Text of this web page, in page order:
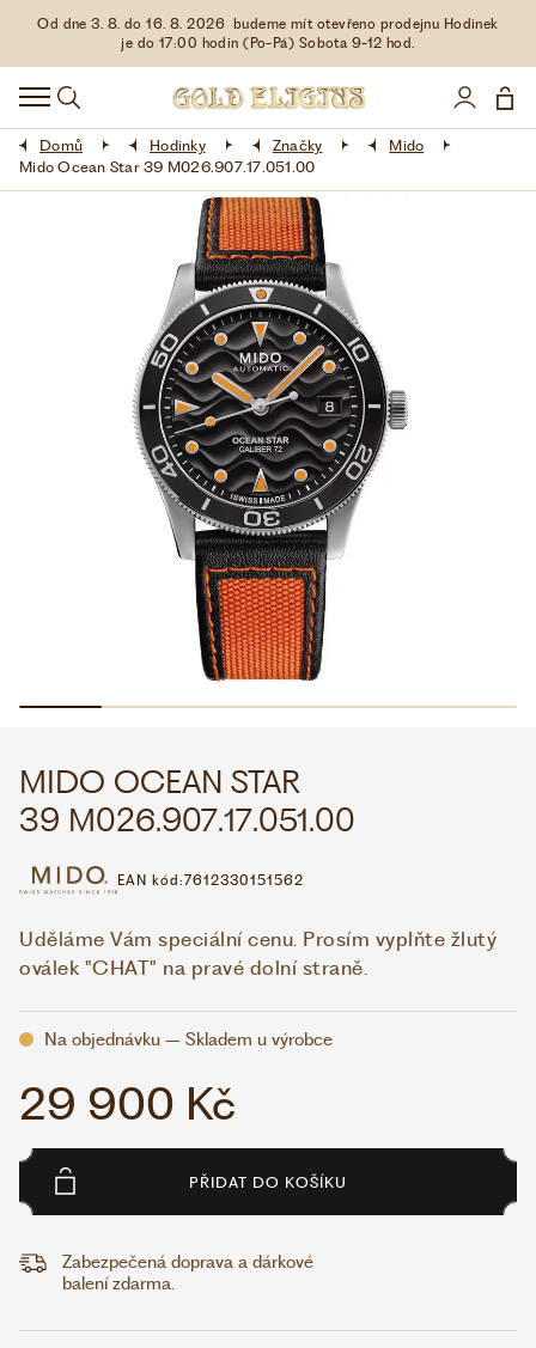
Od dne 3. 8. do 16. 8. 2026 budeme mít otevřeno prodejnu Hodinek
je do 17:00 hodin (Po-Pá) Sobota 9-12 hod.
HODINKY
DOPLŇKY
ŠPERKY
LIMITOVANÉ EDICE
VŠE O NÁKUPU
WHATSAPP
VOLEJTE 9:00–18:00+420 775 138 346
Domů Hodinky Značky
Mido
Mido Ocean Star 39 M026.907.17.051.00
MIDO OCEAN STAR
39 M026.907.17.051.00
EAN kód:7612330151562
Uděláme Vám speciální cenu. Prosím vyplňte žlutý
oválek "CHAT" na pravé dolní straně.
Na objednávku – Skladem u výrobce
29 900 Kč
PŘIDAT DO KOŠÍKU
Zabezpečená doprava a dárkové
balení zdarma.